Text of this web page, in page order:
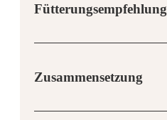
Fütterungsempfehlung
Zusammensetzung